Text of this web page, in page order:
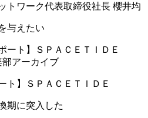
トワーク代表取締役社長 櫻井均
与えたい
アーカイブ
ト】ＳＰＡＣＥＴＩＤＥ
期に突入した